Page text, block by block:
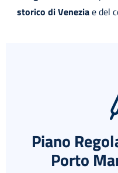
storico di Veneziae del
Piano
Porto